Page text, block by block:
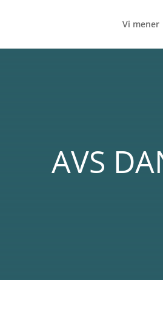
Vi mener
AVS